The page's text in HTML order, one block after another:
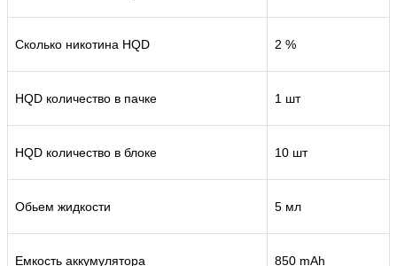
Сколько никотина HQD 2 %
HQD количество в пачке 1 шт
HQD количество в блоке 10 шт
Обьем жидкости 5 мл
Емкость аккумулятора 850 mAh